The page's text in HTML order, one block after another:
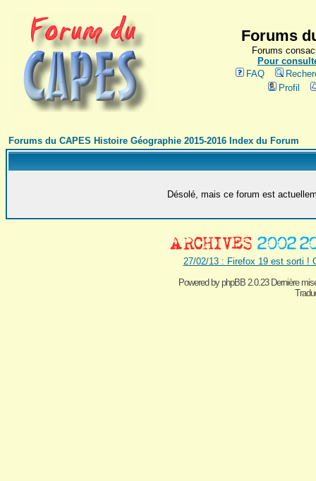
Forums
Forums
Pour
FAQ
Profil
Forums du CAPES Histoire Géographie 2015-2016 Index du Forum
Désolé, mais ce forum est
27/02/13 : Firefox 19 est sorti !
Powered byphpBB 2.0.23 Dernière